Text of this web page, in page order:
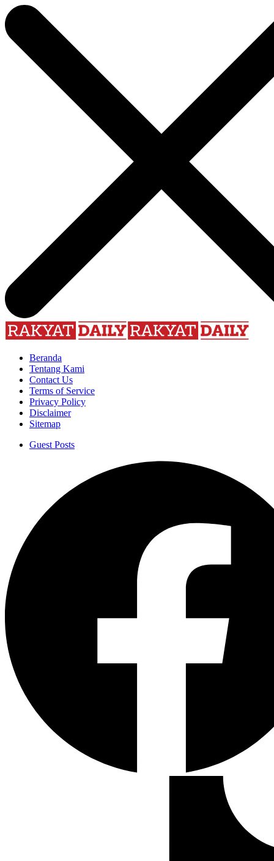
Beranda
Tentang Kami
Contact Us
Terms of Service
Privacy Policy
Disclaimer
Sitemap
Guest Posts